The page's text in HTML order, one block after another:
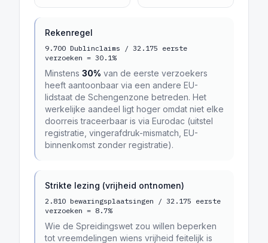
Rekenregel
9.700 Dublinclaims / 32.175 eerste
verzoeken = 30.1%
Minstens 30% van de eerste verzoekers
heeft aantoonbaar via een andere EU-
lidstaat de Schengenzone betreden. Het
werkelijke aandeel ligt hoger omdat niet elke
doorreis traceerbaar is via Eurodac (uitstel
registratie, vingerafdruk-mismatch, EU-
binnenkomst zonder registratie).
Strikte lezing (vrijheid ontnomen)
2.810 bewaringsplaatsingen / 32.175 eerste
verzoeken = 8.7%
Wie de Spreidingswet zou willen beperken
tot vreemdelingen wiens vrijheid feitelijk is